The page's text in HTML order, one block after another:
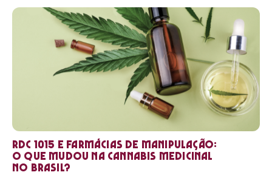
RDC 1015 e farmácias de manipulação:
o que mudou na cannabis medicinal
no Brasil?